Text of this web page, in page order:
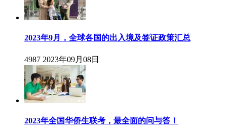
2023年9月，全球各国的出入境及签证政策汇总
4987 2023年09月08日
2023年全国华侨生联考，最全面的问与答！